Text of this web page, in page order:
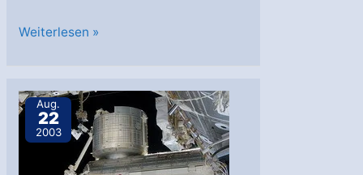
SSAF-
Weiterlesen »
Aug.
22
2003